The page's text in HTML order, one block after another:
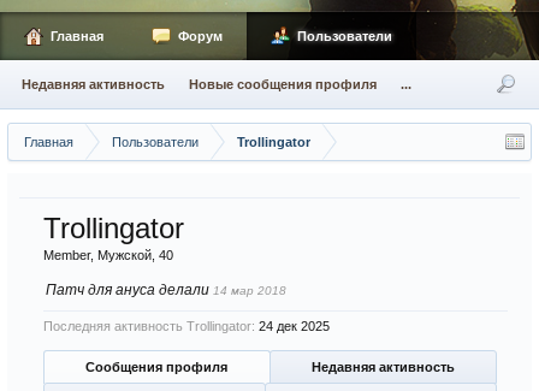
Главная Пользователи Trollingator
Trollingator
Member, Мужской, 40
Патч для ануса делали 14 мар 2018
Последняя активность Trollingator: 24 дек 2025
Сообщения профиля Недавняя активность
Главная Форум Пользователи
Недавняя активность Новые сообщения профиля ...